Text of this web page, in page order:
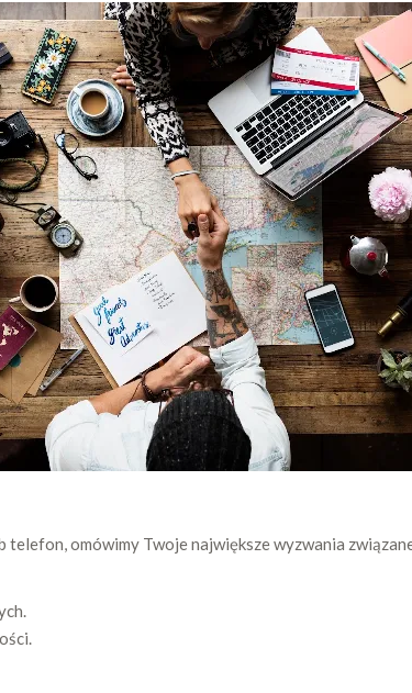
omówimy Twoje największe wyzwania